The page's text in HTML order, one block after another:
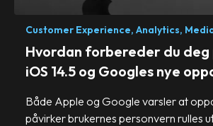
Customer Experience, Analytics,
Hvordan forbereder du deg
iOS 14.5 og Googles nye
Både Apple og Google varsler at
påvirker brukernes personvern rulles